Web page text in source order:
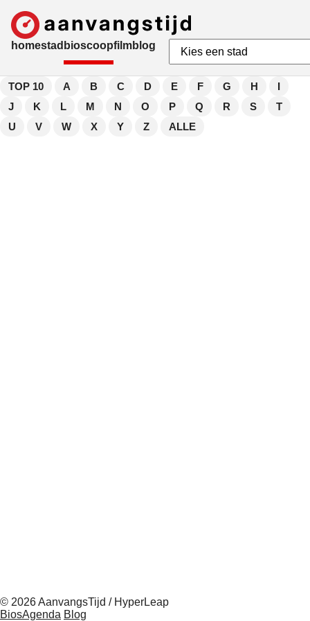
homestad bioscoopfilmblog
TOP 10 A B C D E F G H
I
J
K L M N O P Q R S
T
U
V W X Y Z ALLE
© 2026 AanvangsTijd / HyperLeap
BiosAgenda Blog